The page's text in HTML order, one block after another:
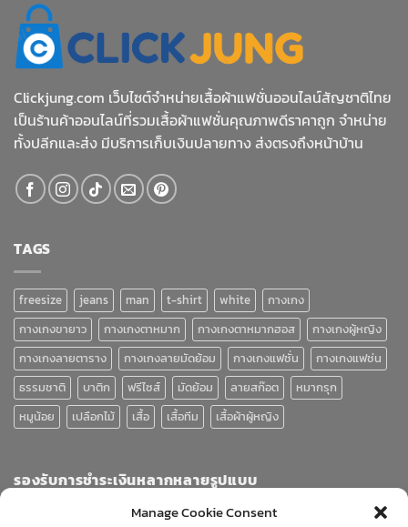
Manage Cookie Consent
Clickjung.com เว็บไซต์จำหน่ายเสื้อผ้าแฟชั่นออนไลน์สัญชาติไทย
เป็นร้านค้าออนไลน์ที่รวมเสื้อผ้าแฟชั่นคุณภาพดีราคาถูก จำหน่าย
ทั้งปลีกและส่ง มีบริการเก็บเงินปลายทาง ส่งตรงถึงหน้าบ้าน
TAGS
freesize jeans man t-shirt white
กางเกง
กางเกงขายาว
กางเกงตาหมาก กางเกงตาหมากฮอส
กางเกงผู้หญิง
กางเกงลายตาราง
กางเกงลายมัดย้อม กางเกงแฟชั่น
กางเกงแฟช่น
ธรรมชาติ
บาติก ฟรีไซส์ มัดย้อม ลายสก๊อต
หมากรุก
หมูน้อย
เปลือกไม้ เสื้อ เสื้อทีม เสื้อผ้าผู้หญิง
รองรับการชำระเงินหลากหลายรูปแบบ